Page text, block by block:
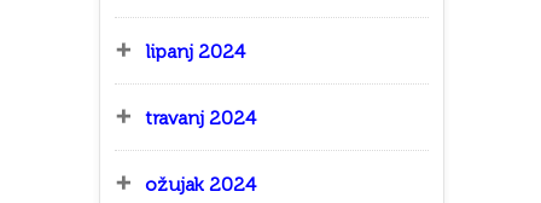
lipanj 2024
travanj 2024
ožujak 2024